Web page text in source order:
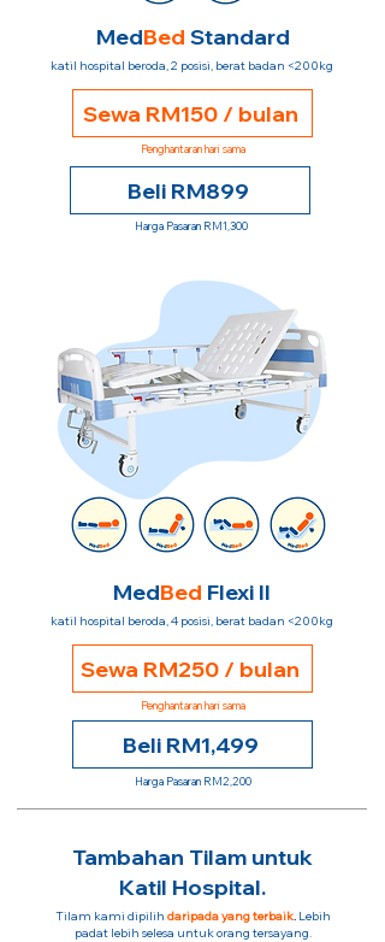
MedBed Standard
katil hospital beroda, 2 posisi, berat badan <200kg
Sewa RM150 / bulan
Penghantaran hari sama
Beli RM899
Harga Pasaran RM1,300
MedBed Flexi II
katil hospital beroda, 4 posisi, berat badan <200kg
Sewa RM250 / bulan
Penghantaran hari sama
Beli RM1,499
Harga Pasaran RM2,200
Tambahan Tilam untuk
Katil Hospital.
Tilam kami dipilih daripada yang terbaik.Lebih
padat lebih selesa untuk orang tersayang.